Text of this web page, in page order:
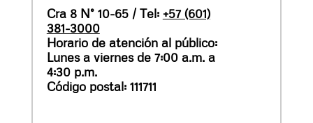
Cra 8 N° 10-65 / Tel: +57 (601)
381-3000
Horario de atención al público:
Lunes a viernes de 7:00 a.m. a
4:30 p.m.
Código postal: 111711